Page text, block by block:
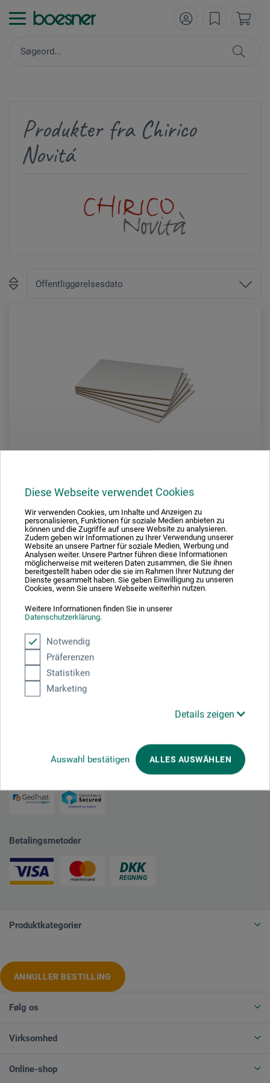
Diese Webseite verwendet Cookies
Wir verwenden Cookies, um Inhalte und Anzeigen zu
personalisieren, Funktionen für soziale Medien anbieten zu
können und die Zugriffe auf unsere Website zu analysieren.
Zudem geben wir Informationen zu Ihrer Verwendung unserer
Website an unsere Partner für soziale Medien, Werbung und
Analysen weiter. Unsere Partner führen diese Informationen
möglicherweise mit weiteren Daten zusammen, die Sie ihnen
bereitgestellt haben oder die sie im Rahmen Ihrer Nutzung der
Dienste gesammelt haben. Sie geben Einwilligung zu unseren
Cookies, wenn Sie unsere Webseite weiterhin nutzen.
Weitere Informationen finden Sie in unserer
Datenschutzerklärung.
Notwendig
Präferenzen
Statistiken
Marketing
Details zeigen
Auswahl bestätigen ALLES AUSWÄHLEN
Produkter fra Chirico
Novitá
Chirico Novitá
HDF-maleplade, kacheret med lærred
fra12,00 DKK *
plus forsendelse
Betalingsmetoder
Produktkategorier
ANNULLER BESTILLING
Følg os
Virksomhed
Online-shop